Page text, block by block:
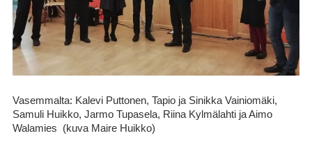
Vasemmalta: Kalevi Puttonen, Tapio ja Sinikka Vainiomäki,
Samuli Huikko, Jarmo Tupasela, Riina Kylmälahti ja Aimo
Walamies (kuva Maire Huikko)